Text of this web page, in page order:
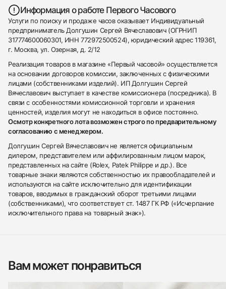
Информация о работе Первого Часового
Услуги по поиску и продаже часов оказывает Индивидуальный
предприниматель Долгушин Сергей Вячеславович (ОГРНИП
317774600060301, ИНН 772972500524), юридический адрес 119361,
г. Москва, ул. Озерная, д. 2/12
Реализация товаров в магазине «Первый часовой» осуществляется
на основании договоров комиссии, заключенных с физическими
лицами (собственниками изделий). ИП Долгушин Сергей
Вячеславович выступает в качестве комиссионера (посредника). В
связи с особенностями комиссионной торговли и хранения
ценностей, изделия могут не находиться в офисе постоянно.
Осмотр конкретного лота возможен строго по предварительному
согласованию с менеджером.
Долгушин Сергей Вячеславович не является официальным
дилером, представителем или аффилированным лицом марок,
представленных на сайте (Rolex, Patek Philippe и др.). Все
товарные знаки являются собственностью их правообладателей и
используются на сайте исключительно для идентификации
товаров, вводимых в гражданский оборот третьими лицами
(собственниками), что соответствует ст. 1487 ГК РФ («Исчерпание
исключительного права на товарный знак»).
Вам может понравиться